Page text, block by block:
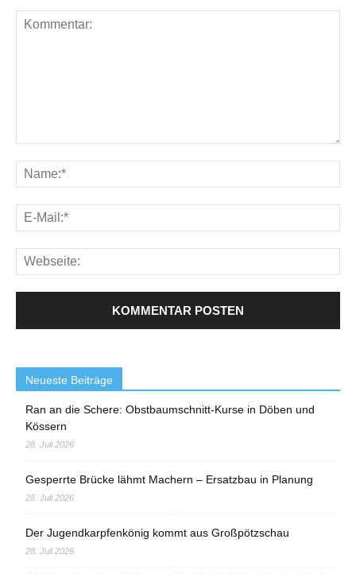
Neueste Beiträge
Ran an die Schere: Obstbaumschnitt-Kurse in Döben und
Kössern
28. Juli 2026
Gesperrte Brücke lähmt Machern – Ersatzbau in Planung
28. Juli 2026
Der Jugendkarpfenkönig kommt aus Großpötzschau
28. Juli 2026